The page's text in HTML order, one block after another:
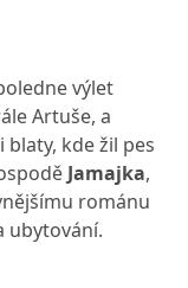
výlet
Artuše, a
blaty, kde žil pes
Jamajka,
románu
ubytování.